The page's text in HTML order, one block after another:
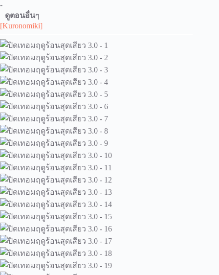
-
ดูตอนอื่นๆ
[Kuronomiki]